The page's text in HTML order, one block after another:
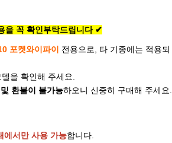
을 꼭 확인부탁드립니다 ✔
포켓와이파이
전용으로, 타 기종에는 적용되
을 확인해 주세요.
환불이 불가능하오니 신중히 구매해 주세요.
에서만 사용 가능합니다.